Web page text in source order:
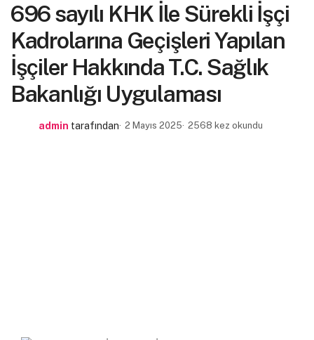
696 sayılı KHK İle Sürekli İşçi
Kadrolarına Geçişleri Yapılan
İşçiler Hakkında T.C. Sağlık
Bakanlığı Uygulaması
admin tarafından 2 Mayıs 2025 2568 kez okundu